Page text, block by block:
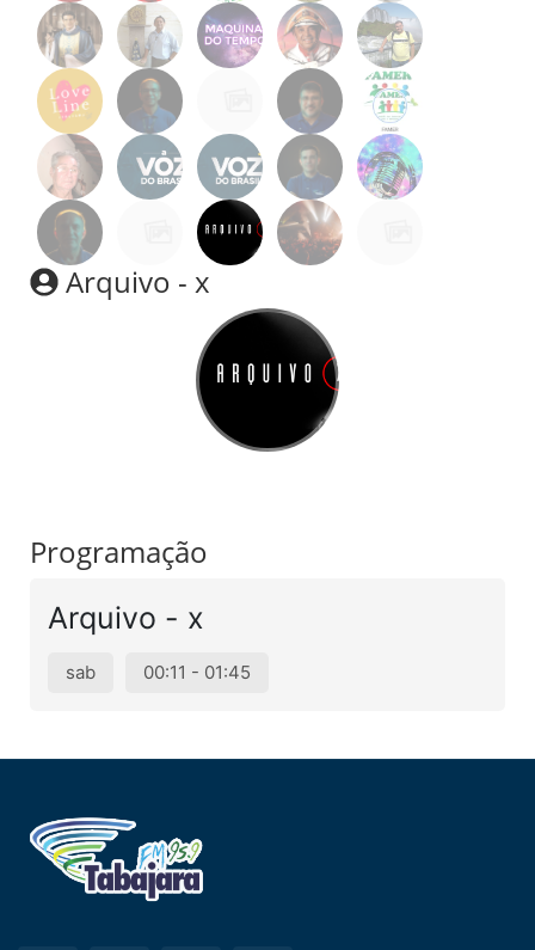
Arquivo - x
Programação
Arquivo - x
sab 00:11 - 01:45